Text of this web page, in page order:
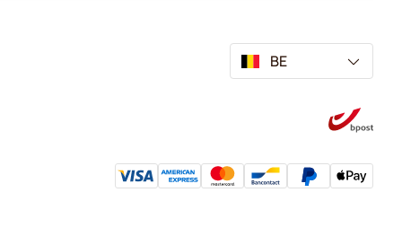
BE